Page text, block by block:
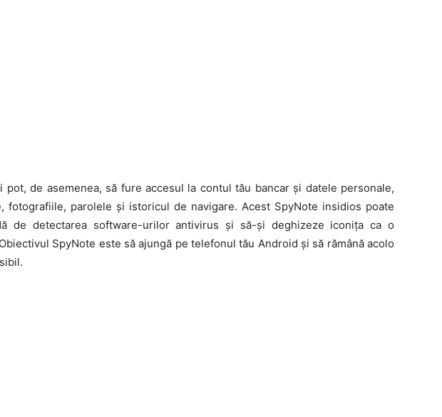
pot, de asemenea, să fure accesul la contul tău bancar și datele personale,
fotografiile, parolele și istoricul de navigare. Acest SpyNote insidios poate
de detectarea software-urilor antivirus și să-și deghizeze iconița ca o
SpyNote este să ajungă pe telefonul tău Android și să rămână acolo